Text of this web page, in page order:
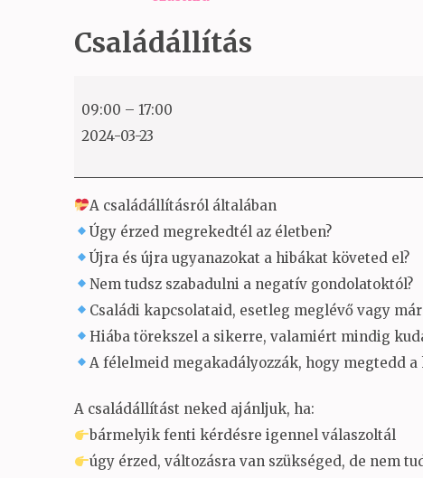
Családállítás
09:00 – 17:00
2024-03-23
A családállításról általában
Úgy érzed megrekedtél az életben?
Újra és újra ugyanazokat a hibákat követed el?
Nem tudsz szabadulni a negatív gondolatoktól?
Családi kapcsolataid, esetleg meglévő vagy
Hiába törekszel a sikerre, valamiért mindig
A félelmeid megakadályozzák, hogy megtedd a
A családállítást neked ajánljuk, ha:
bármelyik fenti kérdésre igennel válaszoltál
úgy érzed, változásra van szükséged, de nem